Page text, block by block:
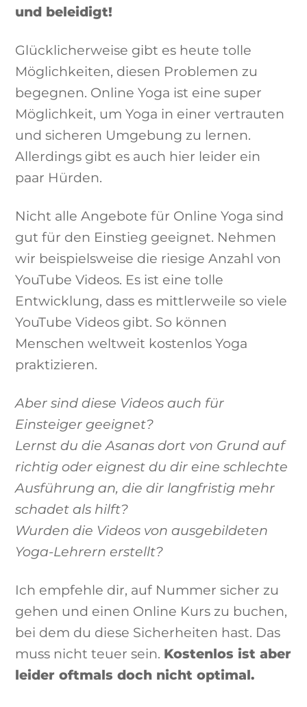
und beleidigt!
Glücklicherweise gibt es heute tolle
Möglichkeiten, diesen Problemen zu
begegnen. Online Yoga ist eine super
Möglichkeit, um Yoga in einer vertrauten
und sicheren Umgebung zu lernen.
Allerdings gibt es auch hier leider ein
paar Hürden.
Nicht alle Angebote für Online Yoga sind
gut für den Einstieg geeignet. Nehmen
wir beispielsweise die riesige Anzahl von
YouTube Videos. Es ist eine tolle
Entwicklung, dass es mittlerweile so viele
YouTube Videos gibt. So können
Menschen weltweit kostenlos Yoga
praktizieren.
Aber sind diese Videos auch für
Einsteiger geeignet?
Lernst du die Asanas dort von Grund auf
richtig oder eignest du dir eine schlechte
Ausführung an, die dir langfristig mehr
schadet als hilft?
Wurden die Videos von ausgebildeten
Yoga-Lehrern erstellt?
Ich empfehle dir, auf Nummer sicher zu
gehen und einen Online Kurs zu buchen,
bei dem du diese Sicherheiten hast. Das
muss nicht teuer sein. Kostenlos ist aber
leider oftmals doch nicht optimal.